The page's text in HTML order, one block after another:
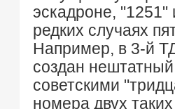
эскадроне, "1251"
редких случаях
Например, в 3-й
создан
советскими
номера двух